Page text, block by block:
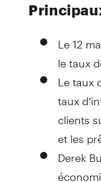
Le 12
le taux
Le taux
taux
clients
et les
Derek